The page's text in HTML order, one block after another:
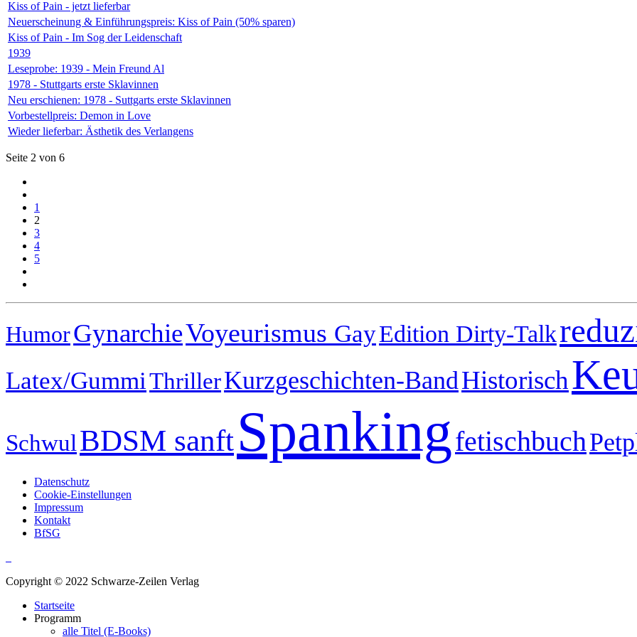
Kiss of Pain - jetzt lieferbar
Neuerscheinung & Einführungspreis: Kiss of Pain (50% sparen)
Kiss of Pain - Im Sog der Leidenschaft
1939
Leseprobe: 1939 - Mein Freund Al
1978 - Stuttgarts erste Sklavinnen
Neu erschienen: 1978 - Suttgarts erste Sklavinnen
Vorbestellpreis: Demon in Love
Wieder lieferbar: Ästhetik des Verlangens
Seite 2 von 6
1
2
3
4
5
HumorGynarchieVoyeurismus GayEdition Dirty-Talk
Latex/GummiThrillerKurzgeschichten-BandHistorisch
Schwul BDSM sanftSpankingfetischbuch
Datenschutz
Cookie-Einstellungen
Impressum
Kontakt
BfSG
Copyright © 2022 Schwarze-Zeilen Verlag
Startseite
Programm
alle Titel (E-Books)